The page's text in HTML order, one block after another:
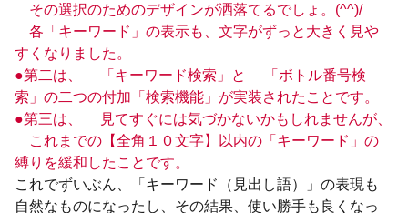
その選択のためのデザインが洒落てるでしょ。(^^)/
各「キーワード」の表示も、文字がずっと大きく見や
すくなりました。
●第二は、 「キーワード検索」と 「ボトル番号検
索」の二つの付加「検索機能」が実装されたことです。
●第三は、 見てすぐには気づかないかもしれませんが、
これまでの【全角１０文字】以内の「キーワード」の
縛りを緩和したことです。
これでずいぶん、「キーワード（見出し語）」の表現も
自然なものになったし、その結果、使い勝手も良くなっ